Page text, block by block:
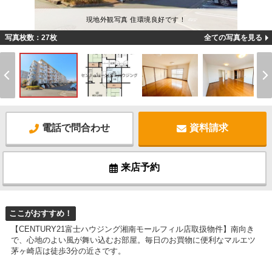
現地外観写真 住環境良好です！
写真枚数：27枚 全ての写真を見る
電話で問合わせ 資料請求
来店予約
ここがおすすめ！
【CENTURY21富士ハウジング湘南モールフィル店取扱物件】南向き
で、心地のよい風が舞い込むお部屋。毎日のお買物に便利なマルエツ
茅ヶ崎店は徒歩3分の近さです。